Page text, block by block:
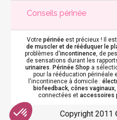
Conseils périnée
Votre périnée est précieux ! Il
de muscler et de rééduquer le
problèmes d'incontinence , de
de sensations durant les
urinaires Périnée Shop a
pour la rééducation périnéale
l'incontinence à domicile :
biofeedback, cônes vaginaux,
connectées et accessoires
Copyright 2011